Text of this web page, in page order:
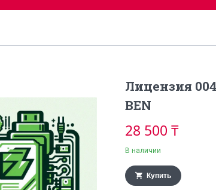
Лицензия
BEN
28 500 ₸
В наличии
Купить